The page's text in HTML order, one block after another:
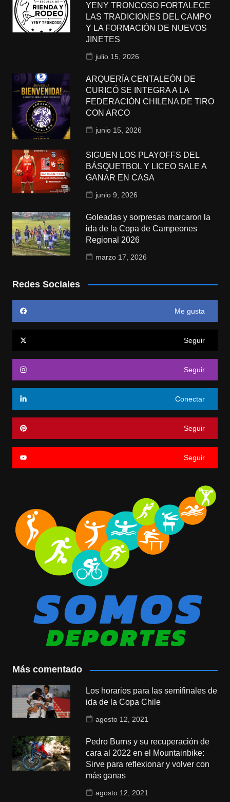
YENY TRONCOSO FORTALECE
LAS TRADICIONES DEL CAMPO
Y LA FORMACIÓN DE NUEVOS
JINETES
julio 15, 2026
ARQUERÍA CENTALEÓN DE
CURICÓ SE INTEGRA A LA
FEDERACIÓN CHILENA DE TIRO
CON ARCO
junio 15, 2026
SIGUEN LOS PLAYOFFS DEL
BÁSQUETBOL Y LICEO SALE A
GANAR EN CASA
junio 9, 2026
Goleadas y sorpresas marcaron la
ida de la Copa de Campeones
Regional 2026
marzo 17, 2026
Redes Sociales
Me gusta
Seguir
Seguir
Conectar
Seguir
Seguir
Más comentado
Los horarios para las semifinales de
ida de la Copa Chile
agosto 12, 2021
Pedro Burns y su recuperación de
cara al 2022 en el Mountainbike:
Sirve para reflexionar y volver con
más ganas
agosto 12, 2021